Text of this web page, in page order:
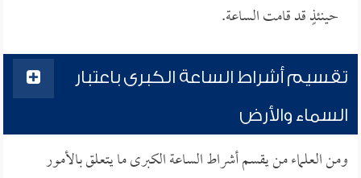
حينئذٍ قد قامت الساعة.
تقسيم أشراط الساعة الكبرى باعتبار
السماء والأرض
ومن العلماء من يقسم أشراط الساعة الكبرى ما يتعلق بالأمور